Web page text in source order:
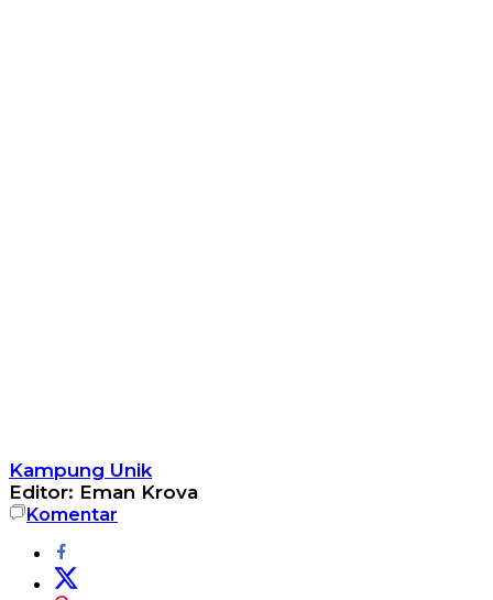
Kampung Unik
Editor: Eman Krova
Komentar